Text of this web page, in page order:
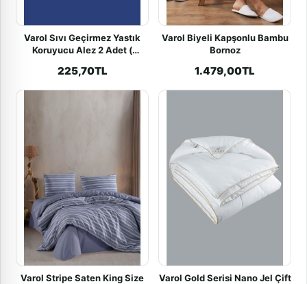
Varol Sıvı Geçirmez Yastık
Koruyucu Alez 2 Adet (
225,70TL
Varol Biyeli Kapşonlu Bambu
Bornoz
1.479,00TL
Varol Stripe Saten King Size
Varol Gold Serisi Nano Jel Çift